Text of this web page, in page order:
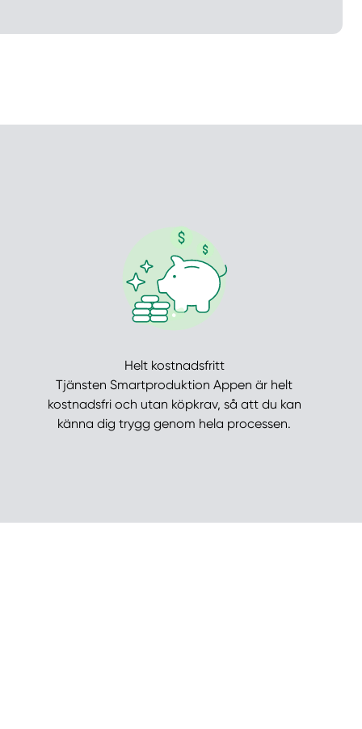
Helt kostnadsfritt
Tjänsten Smartproduktion Appen är helt
kostnadsfri och utan köpkrav, så att du kan
känna dig trygg genom hela processen.